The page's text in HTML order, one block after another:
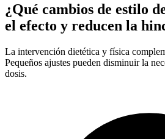
¿Qué cambios de estilo
el efecto y reducen la
La intervención dietética y física
Pequeños ajustes pueden disminuir la
dosis.